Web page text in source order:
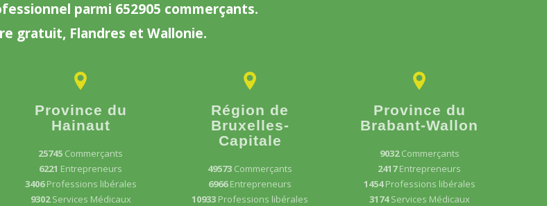
parmi 652905 commerçants.
gratuit, Flandres et Wallonie.
Province du
Hainaut
25745 Commerçants
6221 Entrepreneurs
3406Professions libérales
9302Services Médicaux
Région de
Bruxelles-
Capitale
49573 Commerçants
6966Entrepreneurs
10933 Professions libérales
Province du
Brabant-Wallon
9032Commerçants
2417Entrepreneurs
1454Professions libérales
3174Services Médicaux